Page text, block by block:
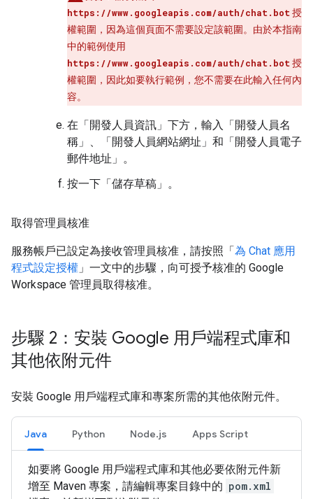
https://www.googleapis.com/auth/chat.bot 授
權範圍，因為這個頁面不需要設定該範圍。由於本指南
中的範例使用
https://www.googleapis.com/auth/chat.bot 授
權範圍，因此如要執行範例，您不需要在此輸入任何內
容。
在「開發人員資訊」 下方，輸入「開發人員名
稱」 、「開發人員網站網址」 和「開發人員電子
郵件地址」 。
按一下「儲存草稿」 。
取得管理員核准
服務帳戶已設定為接收管理員核准，請按照「為 Chat 應用
程式設定授權 」一文中的步驟，向可授予核准的 Google
Workspace 管理員取得核准。
步驟 2：安裝 Google 用戶端程式庫和
其他依附元件
安裝 Google 用戶端程式庫和專案所需的其他依附元件。
Java Python Node.js Apps Script
如要將 Google 用戶端程式庫和其他必要依附元件新
增至 Maven 專案，請編輯專案目錄中的 pom.xml